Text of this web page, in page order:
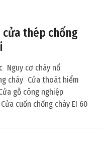
thép chống
Nguy cơ cháy nổ
cháy Cửa thoát hiểm
gỗ công nghiệp
Cửa cuốn chống cháy EI 60